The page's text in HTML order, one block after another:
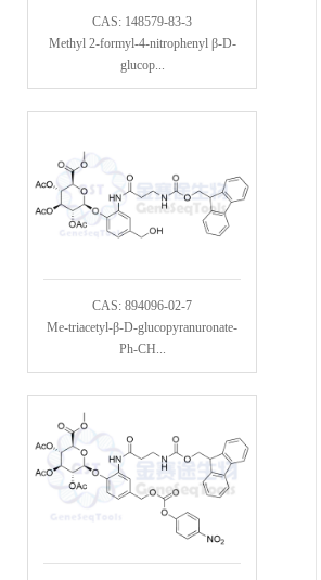
CAS: 148579-83-3
Methyl 2-formyl-4-nitrophenyl β-D-
glucop...
CAS: 894096-02-7
Me-triacetyl-β-D-glucopyranuronate-
Ph-CH...